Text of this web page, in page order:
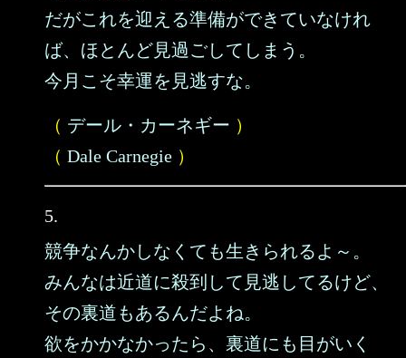
だがこれを迎える準備ができていなけれ
ば、ほとんど見過ごしてしまう。
今月こそ幸運を見逃すな。
（ デール・カーネギー ）
（ Dale Carnegie ）
5.
競争なんかしなくても生きられるよ～。
みんなは近道に殺到して見逃してるけど、
その裏道もあるんだよね。
欲をかかなかったら、裏道にも目がいく